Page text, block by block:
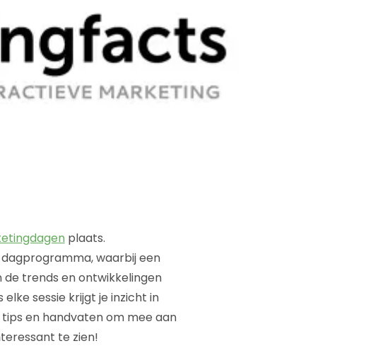
plaats.
waarbij een
trends en ontwikkelingen
sessie krijgt je inzicht in
en handvaten om mee aan
te zien!